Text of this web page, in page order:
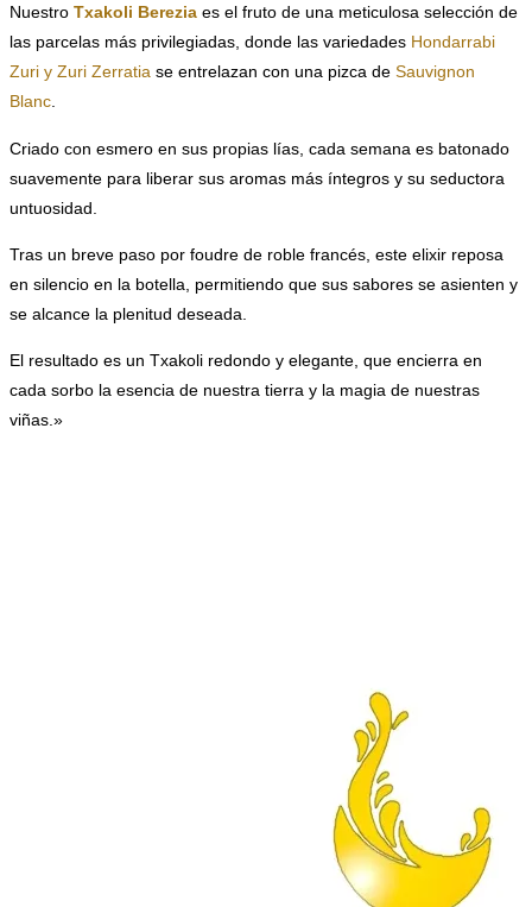
Nuestro Txakoli Berezia es el fruto de una meticulosa selección de
las parcelas más privilegiadas, donde las variedades Hondarrabi
Zuri y Zuri Zerratia se entrelazan con una pizca de Sauvignon
Blanc.
Criado con esmero en sus propias lías, cada semana es batonado
suavemente para liberar sus aromas más íntegros y su seductora
untuosidad.
Tras un breve paso por foudre de roble francés, este elixir reposa
en silencio en la botella, permitiendo que sus sabores se asienten y
se alcance la plenitud deseada.
El resultado es un Txakoli redondo y elegante, que encierra en
cada sorbo la esencia de nuestra tierra y la magia de nuestras
viñas.»